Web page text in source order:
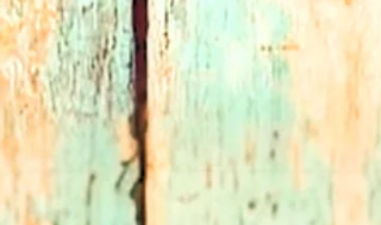
⭐️ Chez vous en 3/5 jours ouvrés